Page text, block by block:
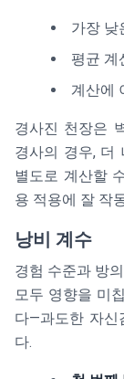
가장 낮
평균 계
계산에
경사진 천장은
경사의 경우, 더
별도로 계산할
용 적용에 잘 작
낭비 계수
경험 수준과 방
모두 영향을 미
다—과도한 자신
다.